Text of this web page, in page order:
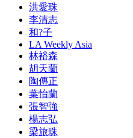
洪愛珠
李清志
和?子
LA Weekly Asia
林裕森
胡天蘭
陶傳正
葉怡蘭
張智強
楊志弘
梁旅珠